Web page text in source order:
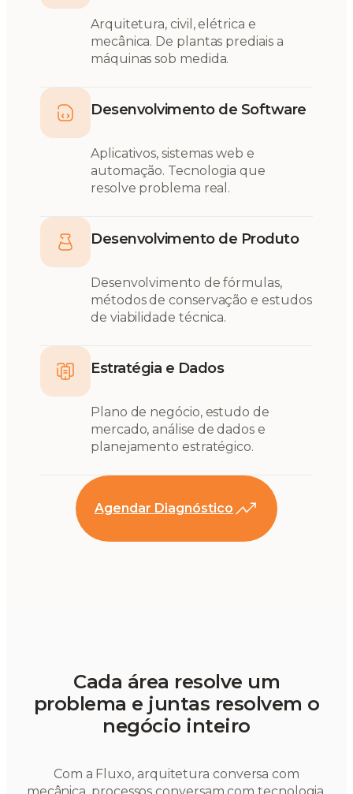
Arquitetura, civil, elétrica e
mecânica. De plantas prediais a
máquinas sob medida.
Desenvolvimento de Software
Aplicativos, sistemas web e
automação. Tecnologia que
resolve problema real.
Desenvolvimento de Produto
Desenvolvimento de fórmulas,
métodos de conservação e estudos
de viabilidade técnica.
Estratégia e Dados
Plano de negócio, estudo de
mercado, análise de dados e
planejamento estratégico.
Agendar Diagnóstico
Cada área resolve um
problema e juntas resolvem o
negócio inteiro
Com a Fluxo, arquitetura conversa com